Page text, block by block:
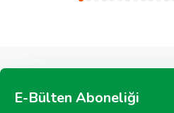
E-Bülten Aboneliği